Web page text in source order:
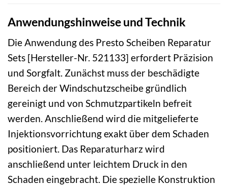
Anwendungshinweise und Technik
Die Anwendung des Presto Scheiben Reparatur
Sets [Hersteller-Nr. 521133] erfordert Präzision
und Sorgfalt. Zunächst muss der beschädigte
Bereich der Windschutzscheibe gründlich
gereinigt und von Schmutzpartikeln befreit
werden. Anschließend wird die mitgelieferte
Injektionsvorrichtung exakt über dem Schaden
positioniert. Das Reparaturharz wird
anschließend unter leichtem Druck in den
Schaden eingebracht. Die spezielle Konstruktion